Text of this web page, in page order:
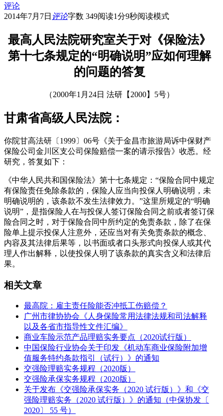
评论
2014年7月7日 评论字数 349阅读1分9秒阅读模式
最高人民法院研究室关于对《保险法》
第十七条规定的“明确说明”应如何理解
的问题的答复
（2000年1月24日 法研【2000】5号）
甘肃省高级人民法院：
你院甘高法研〔1999〕06号《关于金昌市旅游局诉中保财产
保险公司金川区支公司保险赔偿一案的请示报告》收悉。经
研究，答复如下：
《中华人民共和国保险法》第十七条规定：“保险合同中规定
有保险责任免除条款的，保险人应当向投保人明确说明，未
明确说明的，该条款不发生法律效力。”这里所规定的“明确
说明”，是指保险人在与投保人签订保险合同之前或者签订保
险合同之时，对于保险合同中所约定的免责条款，除了在保
险单上提示投保人注意外，还应当对有关免责条款的概念、
内容及其法律后果等，以书面或者口头形式向投保人或其代
理人作出解释，以使投保人明了该条款的真实含义和法律后
果。
相关文章
最高院：雇主责任险能否冲抵工伤赔偿？
广州市律协协会《人身保险常用法律法规和司法解释
以及各省市指导性文件汇编》
商业车险示范产品理赔实务要点（2020试行版）
中国保险行业协会关于印发《机动车商业保险附加增
值服务特约条款指引（试行）》的通知
交强险理赔实务规程（2020版）
交强险承保实务规程（2020版）
关于发布《交强险承保实务（2020 试行版）》和《交
强险理赔实务（2020 试行版）》的通知（中保协发〔
2020〕 55 号）